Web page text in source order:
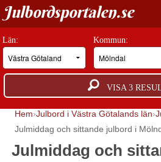
Julbordsportalen.se
HITTA RÄTT JULBORD
BOKNINGSFÖRFRÅGAN
GUIDER
OM OSS
Län: Kommun:
VISA 3
Hem Julbord i Västra Götalands län
Julmiddag och sittande julbord i
Julmiddag och